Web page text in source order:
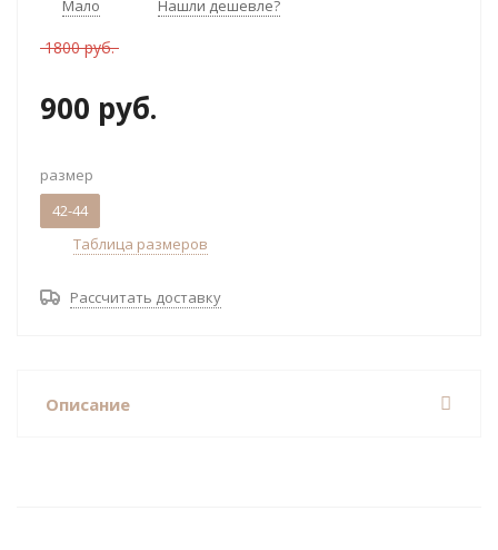
Мало Нашли дешевле?
1800 руб.
900 руб.
размер
42-44
Таблица размеров
Рассчитать доставку
Описание